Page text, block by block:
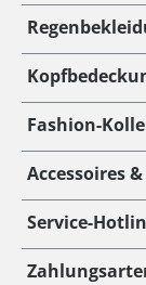
Fashion-
Accessoires
Service-